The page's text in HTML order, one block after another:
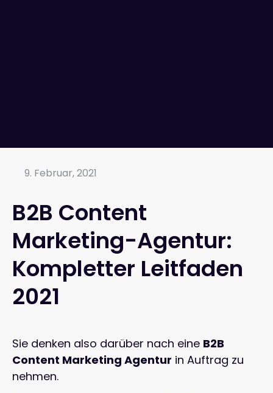
9. Februar, 2021
B2B Content
Marketing-Agentur:
Kompletter Leitfaden
2021
Sie denken also darüber nach eine B2B
Content Marketing Agentur in Auftrag zu
nehmen.